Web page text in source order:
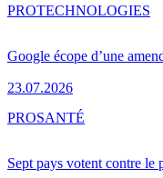
Google écope d’une
23.07.2026
PROTECHNOLOGIES
Sept pays votent contre le
PROSANTÉ